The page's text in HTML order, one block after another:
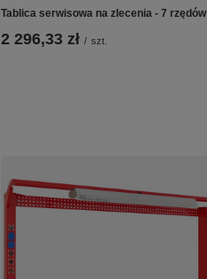
Tablica serwisowa na zlecenia - 7 rzędów
2 296,33 zł / szt.